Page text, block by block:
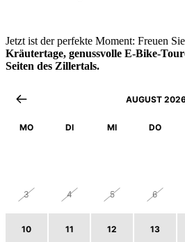
Jetzt ist der perfekte Moment: Freuen
Kräutertage, genussvolle E-Bike-
Seiten des Zillertals.
AUGUST
MO DI MI DO
3 4 5 6
10 11 12 13